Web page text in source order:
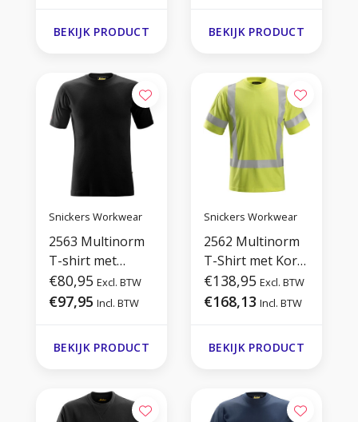
BEKIJK PRODUCT BEKIJK PRODUCT
Snickers Workwear
2563 Multinorm
T-shirt met
Crewneck
€80,95 Excl. BTW
€97,95 Incl. BTW
BEKIJK PRODUCT
Snickers Workwear
2562 Multinorm
T-Shirt met Korte
Mouwen
€138,95 Excl. BTW
€168,13 Incl. BTW
BEKIJK PRODUCT